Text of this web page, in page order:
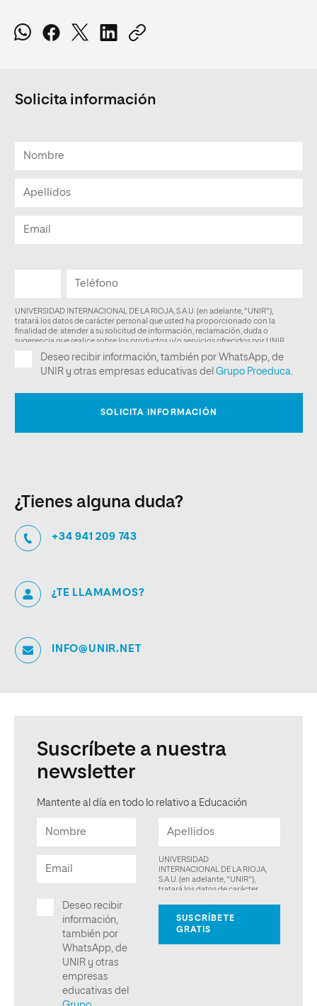
Solicita información
¿Tienes alguna duda?
+34 941 209 743
¿TE LLAMAMOS?
INFO@UNIR.NET
Suscríbete a nuestra
newsletter
Mantente al día en todo lo relativo a Educación